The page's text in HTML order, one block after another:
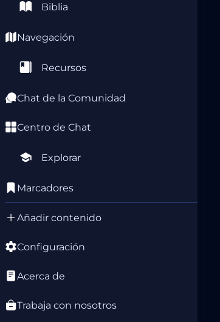
Biblia
Navegación
Recursos
Chat de la Comunidad
Centro de Chat
Explorar
Marcadores
Añadir contenido
Configuración
Acerca de
Trabaja con nosotros